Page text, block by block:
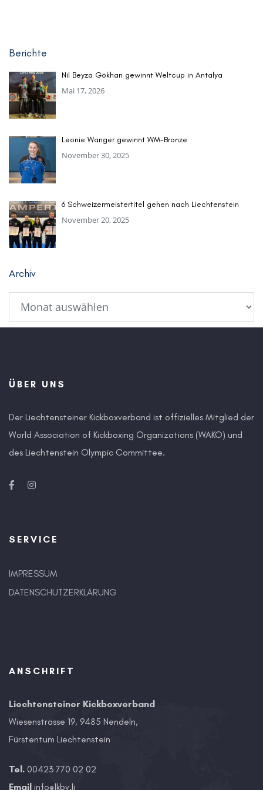
Berichte
Nil Beyza Gökhan gewinnt Weltcup in Antalya
Mai 17, 2026
Leonie Wanger gewinnt WM-Bronze
November 30, 2025
6 Schweizermeistertitel gehen nach Liechtenstein
November 20, 2025
Archiv
ÜBER UNS
Der Liechtensteiner Kickboxverband ist offizielles Mitglied der
World Association of Kickboxing Organizations (WAKO) und
des Liechtenstein Olympic Committee.
SERVICE
IMPRESSUM
DATENSCHUTZERKLÄRUNG
ANSCHRIFT
Liechtensteiner Kickboxverband
Wiesenstrasse 19, 9485 Nendeln,
Fürstentum Liechtenstein
Tel. 00423 770 02 02
Email info@lkbv.li